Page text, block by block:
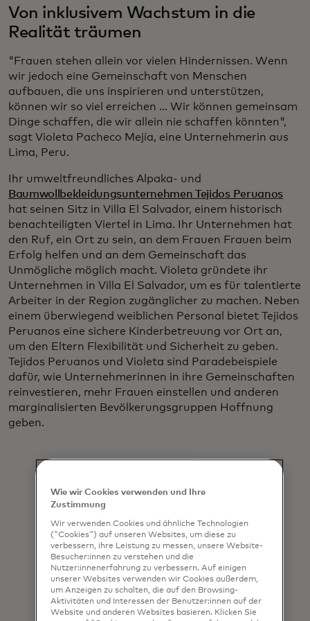
Von inklusivem Wachstum in die
Realität träumen
"Frauen stehen allein vor vielen Hindernissen. Wenn
wir jedoch eine Gemeinschaft von Menschen
aufbauen, die uns inspirieren und unterstützen,
können wir so viel erreichen ... Wir können gemeinsam
Dinge schaffen, die wir allein nie schaffen könnten",
sagt Violeta Pacheco Mejía, eine Unternehmerin aus
Lima, Peru.
Ihr umweltfreundliches Alpaka- und
Baumwollbekleidungsunternehmen Tejidos Peruanos
hat seinen Sitz in Villa El Salvador, einem historisch
benachteiligten Viertel in Lima. Ihr Unternehmen hat
den Ruf, ein Ort zu sein, an dem Frauen Frauen beim
Erfolg helfen und an dem Gemeinschaft das
Unmögliche möglich macht. Violeta gründete ihr
Unternehmen in Villa El Salvador, um es für talentierte
Arbeiter in der Region zugänglicher zu machen. Neben
einem überwiegend weiblichen Personal bietet Tejidos
Peruanos eine sichere Kinderbetreuung vor Ort an,
um den Eltern Flexibilität und Sicherheit zu geben.
Tejidos Peruanos und Violeta sind Paradebeispiele
dafür, wie Unternehmerinnen in ihre Gemeinschaften
reinvestieren, mehr Frauen einstellen und anderen
marginalisierten Bevölkerungsgruppen Hoffnung
geben.
"Wir haben
inzwischen
erkannt, dass
wir, wenn wir
weitermachen
Wie wir Cookies verwenden und Ihre
Zustimmung
Wir verwenden Cookies und ähnliche Technologien
("Cookies") auf unseren Websites, um diese zu
verbessern, ihre Leistung zu messen, unsere Website-
Besucher:innen zu verstehen und die
Nutzer:innenerfahrung zu verbessern. Auf einigen
unserer Websites verwenden wir Cookies außerdem,
um Anzeigen zu schalten, die auf den Browsing-
Aktivitäten und Interessen der Benutzer:innen auf der
Website und anderen Websites basieren. Klicken Sie